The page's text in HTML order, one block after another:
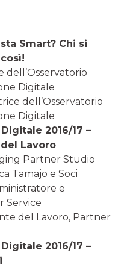
Smart? Chi si
dell’Osservatorio
Digitale
dell’Osservatorio
Digitale
2016/17 –
Lavoro
Partner Studio
Tamajo e Soci
e
Service
del Lavoro, Partner
2016/17 –